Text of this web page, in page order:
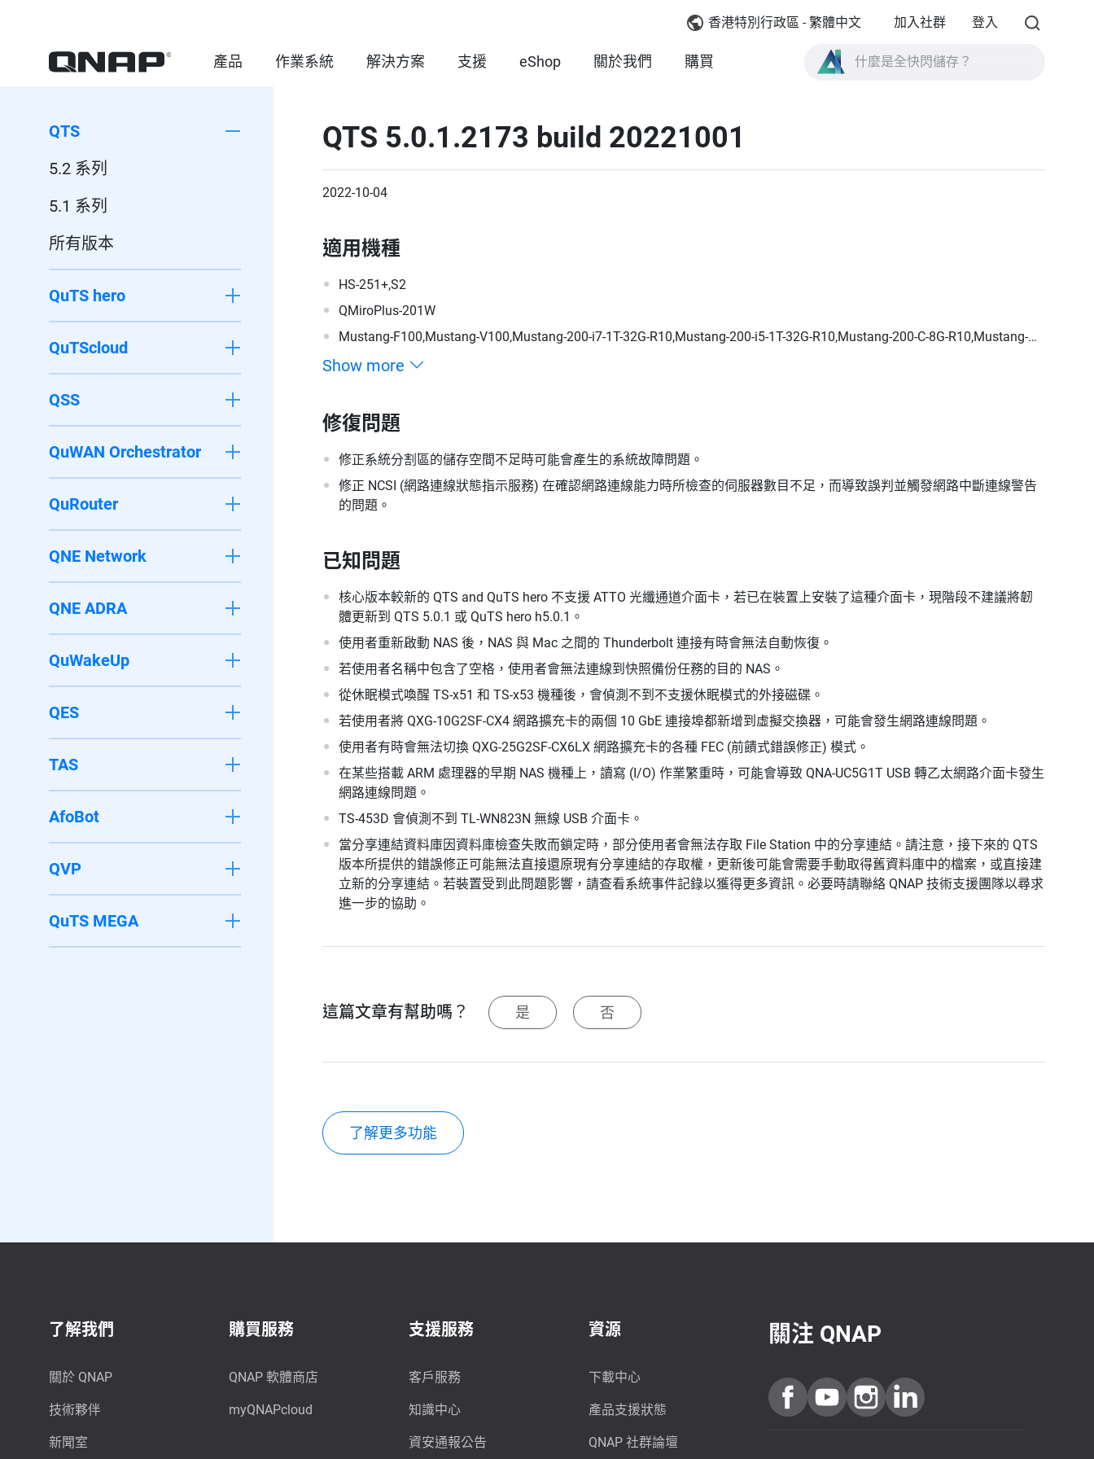
香港特別行政區 - 繁體中文 加入社群 登入
產品 作業系統 解決方案 支援 eShop 關於我們 購買 什麼是全快閃儲存？
什麼是全快閃儲存？
QTS
5.2 系列
5.1 系列
所有版本
QuTS hero
QuTScloud
QSS
QuWAN Orchestrator
QuRouter
QNE Network
QNE ADRA
QuWakeUp
QES
TAS
AfoBot
QVP
QuTS MEGA
QTS 5.0.1.2173 build 20221001
2022-10-04
適用機種
HS-251+,S2
QMiroPlus-201W
Mustang-F100,Mustang-V100,Mustang-200-i7-1T-32G-R10,Mustang-200-i5-1T-32G-R10,Mustang-200-C-8G-R10,Mustang-
Show more
修復問題
修正系統分割區的儲存空間不足時可能會產生的系統故障問題。
修正 NCSI (網路連線狀態指示服務) 在確認網路連線能力時所檢查的伺服器數目不足，而導致誤判並觸發網路中斷連線警告
的問題。
已知問題
核心版本較新的 QTS and QuTS hero 不支援 ATTO 光纖通道介面卡，若已在裝置上安裝了這種介面卡，現階段不建議將韌
體更新到 QTS 5.0.1 或 QuTS hero h5.0.1。
使用者重新啟動 NAS 後，NAS 與 Mac 之間的 Thunderbolt 連接有時會無法自動恢復。
若使用者名稱中包含了空格，使用者會無法連線到快照備份任務的目的 NAS。
從休眠模式喚醒 TS-x51 和 TS-x53 機種後，會偵測不到不支援休眠模式的外接磁碟。
若使用者將 QXG-10G2SF-CX4 網路擴充卡的兩個 10 GbE 連接埠都新增到虛擬交換器，可能會發生網路連線問題。
使用者有時會無法切換 QXG-25G2SF-CX6LX 網路擴充卡的各種 FEC (前饋式錯誤修正) 模式。
在某些搭載 ARM 處理器的早期 NAS 機種上，讀寫 (I/O) 作業繁重時，可能會導致 QNA-UC5G1T USB 轉乙太網路介面卡發生
網路連線問題。
TS-453D 會偵測不到 TL-WN823N 無線 USB 介面卡。
當分享連結資料庫因資料庫檢查失敗而鎖定時，部分使用者會無法存取 File Station 中的分享連結。請注意，接下來的 QTS
版本所提供的錯誤修正可能無法直接還原現有分享連結的存取權，更新後可能會需要手動取得舊資料庫中的檔案，或直接建
立新的分享連結。若裝置受到此問題影響，請查看系統事件記錄以獲得更多資訊。必要時請聯絡 QNAP 技術支援團隊以尋求
進一步的協助。
這篇文章有幫助嗎？ 是 否
了解更多功能
了解我們
關於 QNAP
技術夥伴
新聞室
購買服務
QNAP 軟體商店
myQNAPcloud
支援服務
客戶服務
知識中心
資安通報公告
資源
下載中心
產品支援狀態
QNAP 社群論壇
關注 QNAP